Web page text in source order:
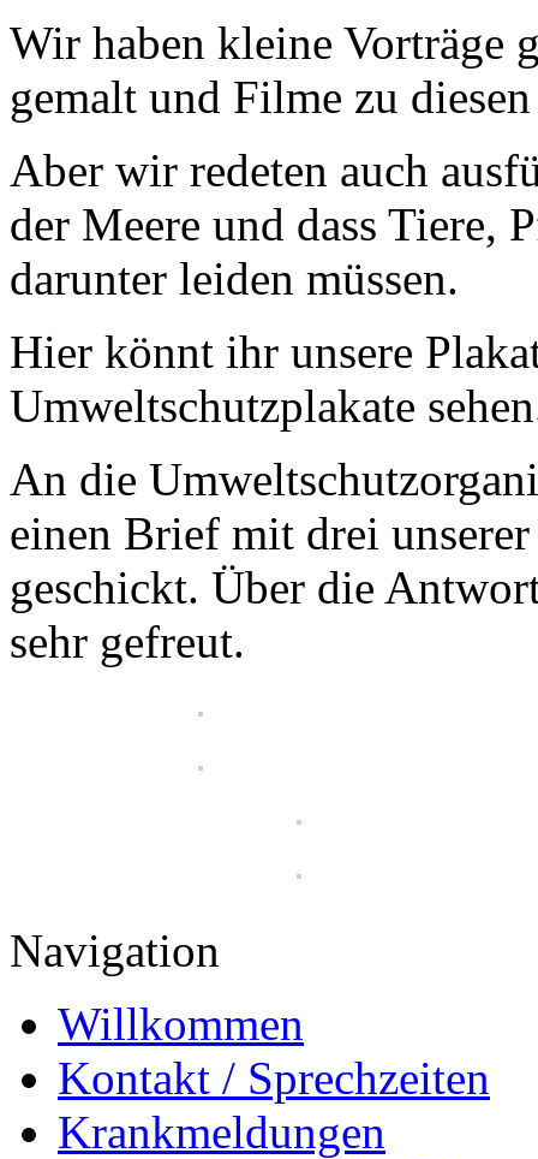
Wir haben kleine Vorträge
gemalt und Filme zu
Aber wir redeten auch
der Meere und dass Tiere,
darunter leiden müssen.
Hier könnt ihr unsere
Umweltschutzplakate
An die
einen Brief mit drei
geschickt. Über die
sehr gefreut.
Navigation
Willkommen
Kontakt / Sprechzeiten
Krankmeldungen